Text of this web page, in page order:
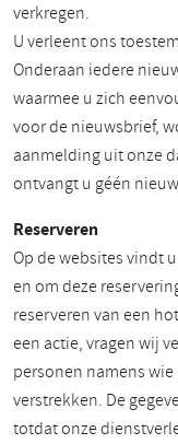
verkregen.
U verleent ons
Onderaan iedere
waarmee u zich
voor de nieuwsbrief,
aanmelding uit onze
ontvangt u géén
Reserveren
Op de websites vindt
en om deze
reserveren van een
een actie, vragen wij
personen namens
verstrekken. De
totdat onze